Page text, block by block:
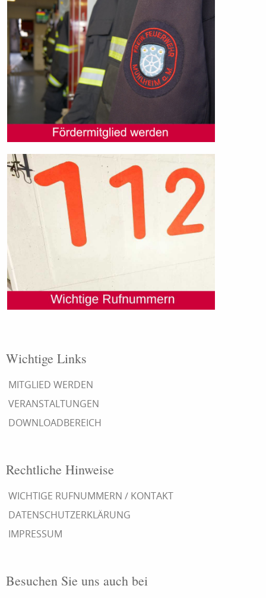
Wichtige Links
MITGLIED WERDEN
VERANSTALTUNGEN
DOWNLOADBEREICH
Rechtliche Hinweise
WICHTIGE RUFNUMMERN / KONTAKT
DATENSCHUTZERKLÄRUNG
IMPRESSUM
Besuchen Sie uns auch bei